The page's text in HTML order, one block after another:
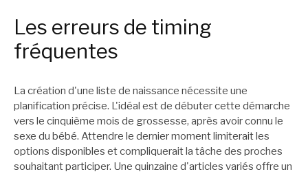
Les erreurs de timing
fréquentes
La création d'une liste de naissance nécessite une
planification précise. L'idéal est de débuter cette démarche
vers le cinquième mois de grossesse, après avoir connu le
sexe du bébé. Attendre le dernier moment limiterait les
options disponibles et compliquerait la tâche des proches
souhaitant participer. Une quinzaine d'articles variés offre un